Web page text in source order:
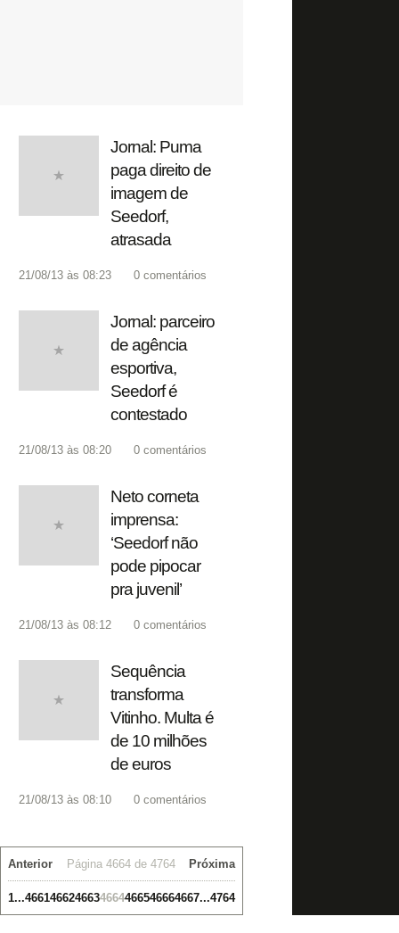
Jornal: Puma
paga direito de
imagem de
Seedorf,
atrasada
21/08/13 às 08:23 0 comentários
Jornal: parceiro
de agência
esportiva,
Seedorf é
contestado
21/08/13 às 08:20 0 comentários
Neto corneta
imprensa:
‘Seedorf não
pode pipocar
pra juvenil’
21/08/13 às 08:12 0 comentários
Sequência
transforma
Vitinho. Multa é
de 10 milhões
de euros
21/08/13 às 08:10 0 comentários
Anterior Página 4664 de 4764 Próxima
1...4661466246634664466546664667...4764